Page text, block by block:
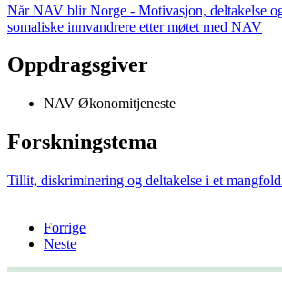
Når NAV blir Norge - Motivasjon, deltakelse
somaliske innvandrere etter møtet med NAV
Oppdragsgiver
NAV Økonomitjeneste
Forskningstema
Tillit, diskriminering og deltakelse i et
Forrige
Neste